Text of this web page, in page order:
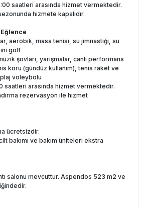
saatleri arasında hizmet vermektedir.
hizmete kapalıdır.
aerobik, masa tenisi, su jimnastiği, su
golf
şovları, yarışmalar, canlı performans
koru (gündüz kullanım), tenis raket ve
voleybolu
saatleri arasında hizmet vermektedir.
rezervasyon ile hizmet
ücretsizdir.
bakımı ve bakım üniteleri ekstra
salonu mevcuttur. Aspendos 523 m2 ve